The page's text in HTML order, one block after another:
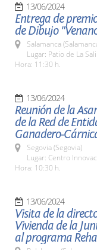
13/06/2024
Entrega de
de Dibujo
Salamanca
Lugar: Patio de La
Hora: 11:30 h.
13/06/2024
Reunión de la
de la Red de
Ganadero-
Segovia (Segovia)
Lugar: Centro
Hora: 10:30 h.
13/06/2024
Visita de la
Vivienda de la
al programa